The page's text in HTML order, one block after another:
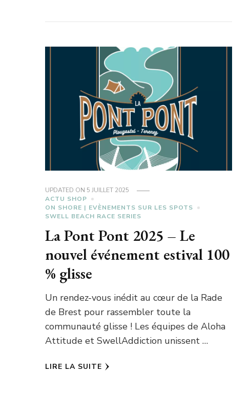
UPDATED ON 5 JUILLET 2025
ACTU SHOP
ON SHORE | EVÈNEMENTS SUR LES SPOTS
SWELL BEACH RACE SERIES
La Pont Pont 2025 – Le
nouvel événement estival 100
% glisse
Un rendez-vous inédit au cœur de la Rade
de Brest pour rassembler toute la
communauté glisse ! Les équipes de Aloha
Attitude et SwellAddiction unissent …
LIRE LA SUITE